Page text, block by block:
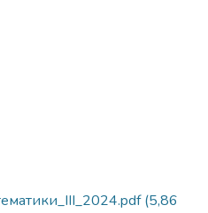
(5,86